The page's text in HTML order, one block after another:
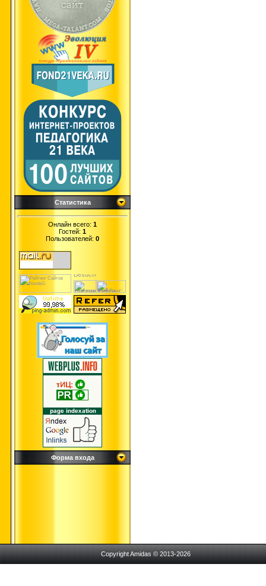
Статистика
Онлайн всего: 1
Гостей: 1
Пользователей: 0
Форма входа
Copyright Amidas © 2013-2026